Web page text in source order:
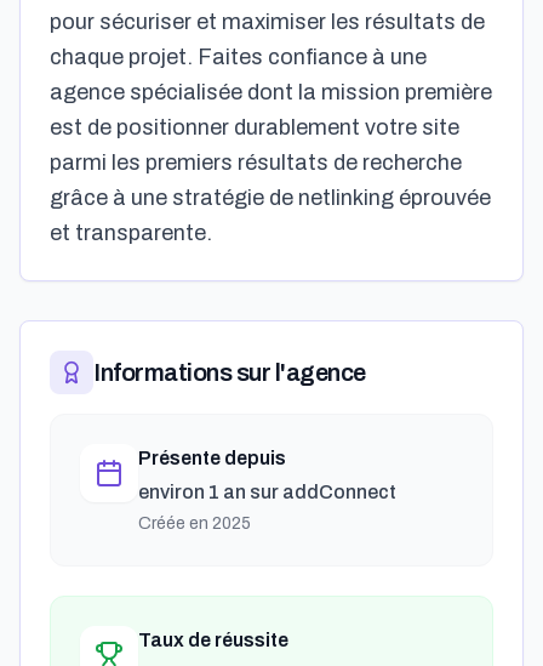
pour sécuriser et maximiser les résultats de
chaque projet. Faites confiance à une
agence spécialisée dont la mission première
est de positionner durablement votre site
parmi les premiers résultats de recherche
grâce à une stratégie de netlinking éprouvée
et transparente.
Informations sur l'agence
Présente depuis
environ 1 an sur addConnect
Créée en 2025
Taux de réussite